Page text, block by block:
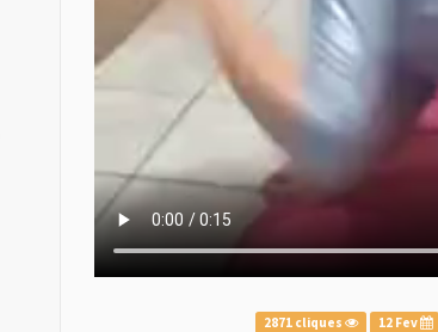
2871 cliques 12 Fev